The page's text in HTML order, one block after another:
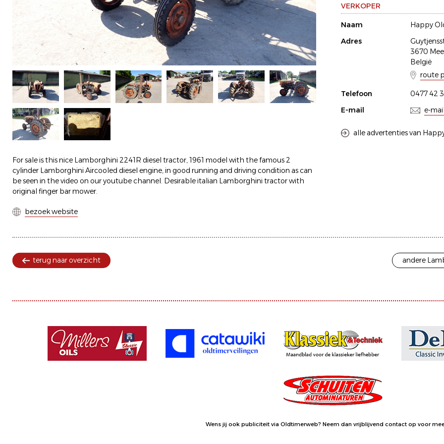
For sale is this nice Lamborghini 2241R diesel tractor, 1961 model with the famous 2
cylinder Lamborghini Aircooled diesel engine, in good running and driving condition as can
be seen in the video on our youtube channel. Desirable italian Lamborghini tractor with
original finger bar mower.
bezoek website
VERKOPER
Naam
Happy
Adres
3670
België
route
Telefoon
0477 42
E-mail
e-
alle advertenties van
terug naar overzicht andere
Wens jij ook publiciteit via Oldtimerweb? Neem dan vrijblijvend contact op voor